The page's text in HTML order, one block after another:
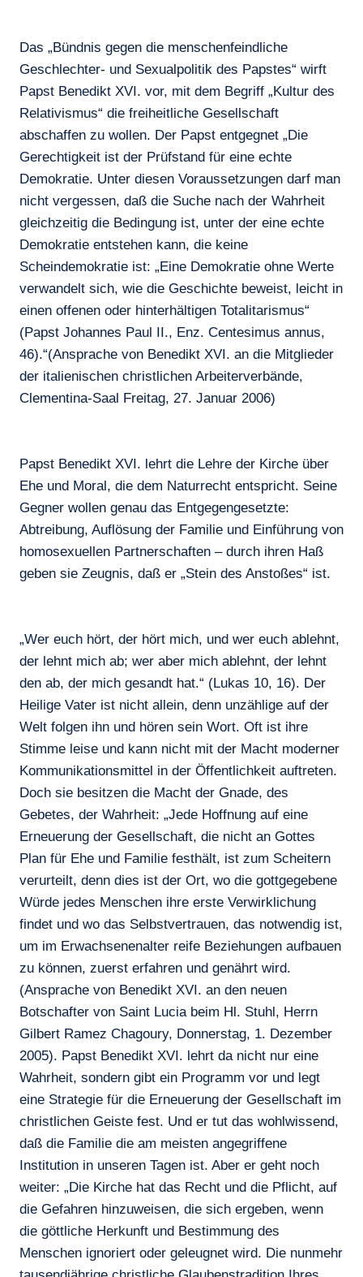
Das „Bündnis gegen die menschenfeindliche
Geschlechter- und Sexualpolitik des Papstes“ wirft
Papst Benedikt XVI. vor, mit dem Begriff „Kultur des
Relativismus“ die freiheitliche Gesellschaft
abschaffen zu wollen. Der Papst entgegnet „Die
Gerechtigkeit ist der Prüfstand für eine echte
Demokratie. Unter diesen Voraussetzungen darf man
nicht vergessen, daß die Suche nach der Wahrheit
gleichzeitig die Bedingung ist, unter der eine echte
Demokratie entstehen kann, die keine
Scheindemokratie ist: „Eine Demokratie ohne Werte
verwandelt sich, wie die Geschichte beweist, leicht in
einen offenen oder hinterhältigen Totalitarismus“
(Papst Johannes Paul II., Enz. Centesimus annus,
46).“(Ansprache von Benedikt XVI. an die Mitglieder
der italienischen christlichen Arbeiterverbände,
Clementina-Saal Freitag, 27. Januar 2006)
Papst Benedikt XVI. lehrt die Lehre der Kirche über
Ehe und Moral, die dem Naturrecht entspricht. Seine
Gegner wollen genau das Entgegengesetzte:
Abtreibung, Auflösung der Familie und Einführung von
homosexuellen Partnerschaften – durch ihren Haß
geben sie Zeugnis, daß er „Stein des Anstoßes“ ist.
„Wer euch hört, der hört mich, und wer euch ablehnt,
der lehnt mich ab; wer aber mich ablehnt, der lehnt
den ab, der mich gesandt hat.“ (Lukas 10, 16). Der
Heilige Vater ist nicht allein, denn unzählige auf der
Welt folgen ihn und hören sein Wort. Oft ist ihre
Stimme leise und kann nicht mit der Macht moderner
Kommunikationsmittel in der Öffentlichkeit auftreten.
Doch sie besitzen die Macht der Gnade, des
Gebetes, der Wahrheit: „Jede Hoffnung auf eine
Erneuerung der Gesellschaft, die nicht an Gottes
Plan für Ehe und Familie festhält, ist zum Scheitern
verurteilt, denn dies ist der Ort, wo die gottgegebene
Würde jedes Menschen ihre erste Verwirklichung
findet und wo das Selbstvertrauen, das notwendig ist,
um im Erwachsenenalter reife Beziehungen aufbauen
zu können, zuerst erfahren und genährt wird.
(Ansprache von Benedikt XVI. an den neuen
Botschafter von Saint Lucia beim Hl. Stuhl, Herrn
Gilbert Ramez Chagoury, Donnerstag, 1. Dezember
2005). Papst Benedikt XVI. lehrt da nicht nur eine
Wahrheit, sondern gibt ein Programm vor und legt
eine Strategie für die Erneuerung der Gesellschaft im
christlichen Geiste fest. Und er tut das wohlwissend,
daß die Familie die am meisten angegriffene
Institution in unseren Tagen ist. Aber er geht noch
weiter: „Die Kirche hat das Recht und die Pflicht, auf
die Gefahren hinzuweisen, die sich ergeben, wenn
die göttliche Herkunft und Bestimmung des
Menschen ignoriert oder geleugnet wird. Die nunmehr